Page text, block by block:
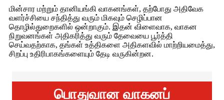
மின்சார மற்றும் தானியங்கி வாகனங்கள், தற்போது அதிவேக
வளர்ச்சியை சந்தித்து வரும் மிகவும் செழிப்பான
தொழில்துறைகளில் ஒன்றாகும். இதன் விளைவாக, வாகன
நிறுவனங்கள் அதிகரித்து வரும் தேவையை பூர்த்தி
செய்வதற்காக, தங்கள் உத்திகளை அதிகளவில் மாற்றியமைத்து,
சிறப்பு உதிரிபாகங்களையும் தேடி வருகின்றன.
பொதுவான வாகனப்